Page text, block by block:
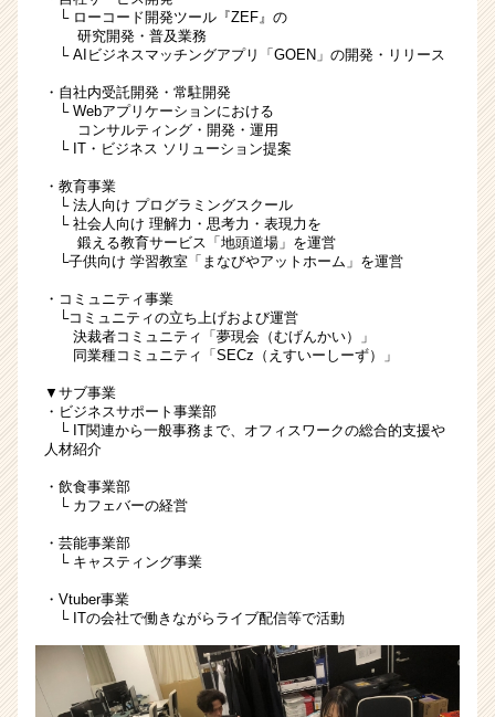
ら
ス
カ
ト
が
届
就
活
サ
イ
チ
ア
キ
リ
ア
└ ローコード開発ツール『ZEF』の
研究開発・普及業務
└ AIビジネスマッチングアプリ「GOEN」の開発・リリース
・自社内受託開発・常駐開発
└ Webアプリケーションにおける
コンサルティング・開発・運用
└ IT・ビジネス ソリューション提案
・教育事業
└ 法人向け プログラミングスクール
└ 社会人向け 理解力・思考力・表現力を
鍛える教育サービス「地頭道場」を運営
└子供向け 学習教室「まなびやアットホーム」を運営
・コミュニティ事業
└コミュニティの立ち上げおよび運営
決裁者コミュニティ「夢現会（むげんかい）」
同業種コミュニティ「SECz（えすいーしーず）」
▼サブ事業
・ビジネスサポート事業部
└ IT関連から一般事務まで、オフィスワークの総合的支援や
人材紹介
・飲食事業部
└ カフェバーの経営
・芸能事業部
└ キャスティング事業
・Vtuber事業
└ ITの会社で働きながらライブ配信等で活動